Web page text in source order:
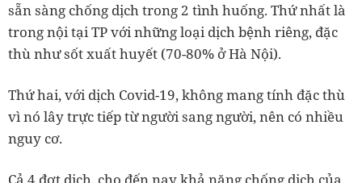
sẵn sàng chống dịch trong 2 tình huống. Thứ nhất là
trong nội tại TP với những loại dịch bệnh riêng, đặc
thù như sốt xuất huyết (70-80% ở Hà Nội).
Thứ hai, với dịch Covid-19, không mang tính đặc thù
vì nó lây trực tiếp từ người sang người, nên có nhiều
nguy cơ.